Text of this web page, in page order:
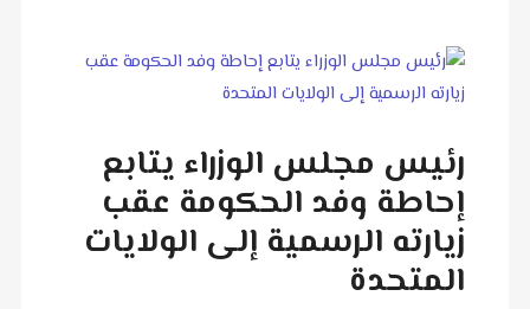
رئيس مجلس الوزراء يتابع
إحاطة وفد الحكومة عقب
زيارته الرسمية إلى الولايات
المتحدة